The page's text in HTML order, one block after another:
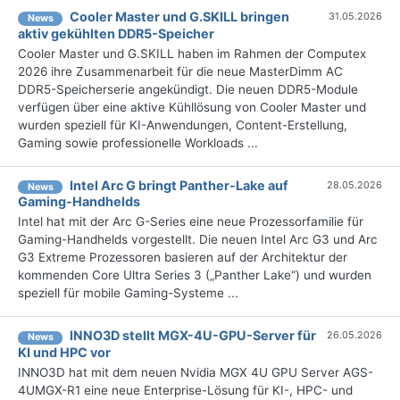
News
Cooler Master und G.SKILL bringen
aktiv gekühlten DDR5-Speicher
31.05.2026
Cooler Master und G.SKILL haben im Rahmen der Computex
2026 ihre Zusammenarbeit für die neue MasterDimm AC
DDR5-Speicherserie angekündigt. Die neuen DDR5-Module
verfügen über eine aktive Kühllösung von Cooler Master und
wurden speziell für KI-Anwendungen, Content-Erstellung,
Gaming sowie professionelle Workloads ...
News
Intel Arc G bringt Panther-Lake auf
Gaming-Handhelds
28.05.2026
Intel hat mit der Arc G-Series eine neue Prozessorfamilie für
Gaming-Handhelds vorgestellt. Die neuen Intel Arc G3 und Arc
G3 Extreme Prozessoren basieren auf der Architektur der
kommenden Core Ultra Series 3 („Panther Lake“) und wurden
speziell für mobile Gaming-Systeme ...
News
INNO3D stellt MGX-4U-GPU-Server für
KI und HPC vor
26.05.2026
INNO3D hat mit dem neuen Nvidia MGX 4U GPU Server AGS-
4UMGX-R1 eine neue Enterprise-Lösung für KI-, HPC- und